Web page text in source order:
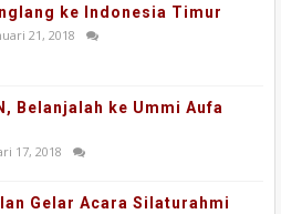
ke Indonesia Timur
21, 2018
Belanjalah ke Ummi Aufa
17, 2018
Gelar Acara Silaturahmi